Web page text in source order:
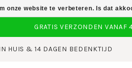
HUIS & 14 DAGEN BEDENKTIJD
onze website te verbeteren. Is dat